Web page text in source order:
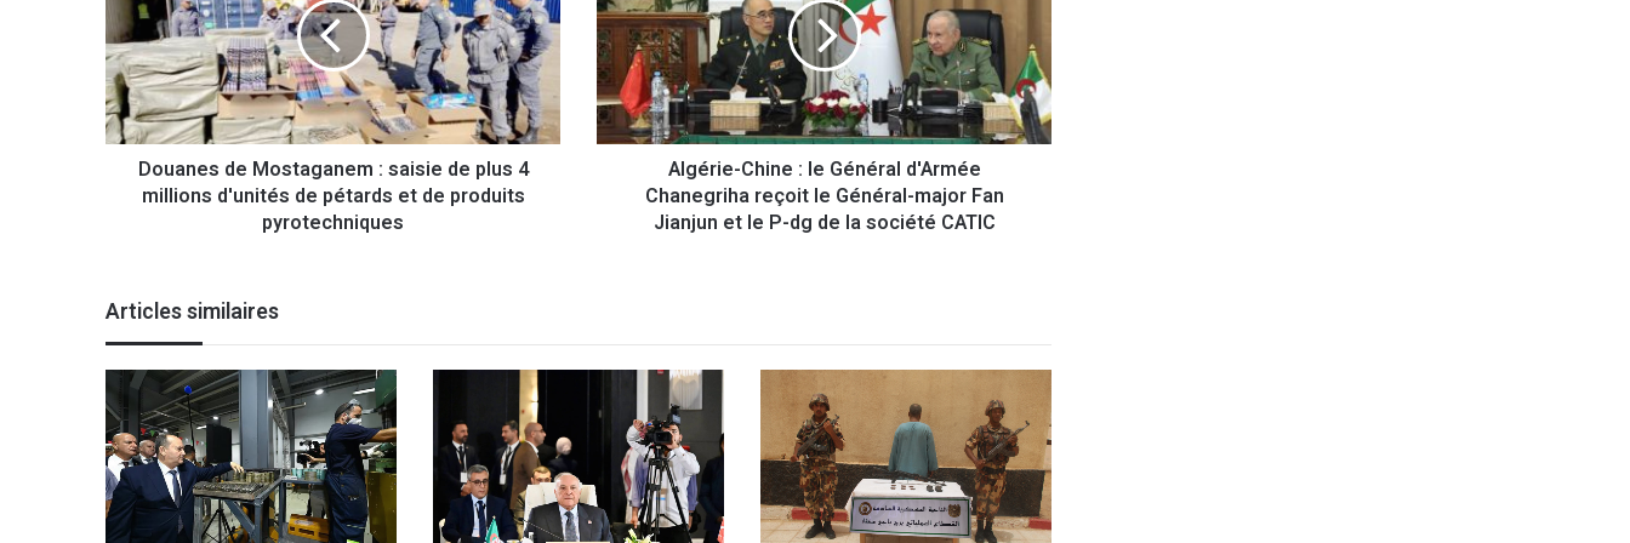
n
e
s
d
e
a
n
e
m
s
a
i
s
Douanes de Mostaganem : saisie de plus 4
millions d'unités de pétards et de produits
pyrotechniques
é
r
i
e
-
C
G
é
é
l
d
Algérie-Chine : le Général d'Armée
Chanegriha reçoit le Général-major Fan
Jianjun et le P-dg de la société CATIC
Articles similaires